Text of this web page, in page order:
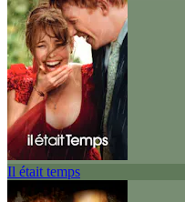
Il était temps